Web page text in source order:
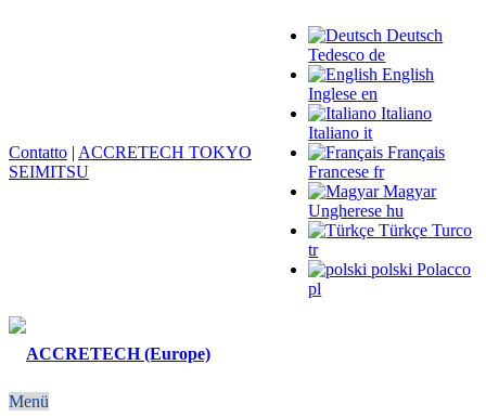
Deutsch
Tedesco de
English
Inglese en
Italiano
Italiano it
Français
Francese fr
Magyar
Ungherese hu
Türkçe Turco
tr
polski Polacco
pl
Contatto | ACCRETECH TOKYO
SEIMITSU
Menü